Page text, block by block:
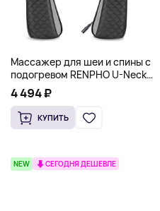
Массажер для шеи и спины с
подогревом RENPHO U-Neck
2, черный
4 494 ₽
КУПИТЬ
NEW СЕГОДНЯ ДЕШЕВЛЕ